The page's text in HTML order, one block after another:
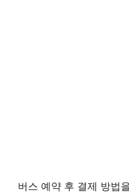
버스 예약 후 결제 방법